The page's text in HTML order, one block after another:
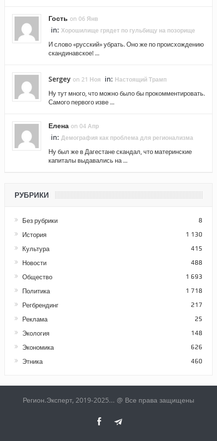
Гость on 06 Янв
in: Хорошилище грядет по гульбищу на позорище
И слово «русский» убрать. Оно же по происхождению
скандинавское! ...
Sergey on 21 Ноя in: Настоящий Трамп
Ну тут много, что можно было бы прокомментировать.
Самого первого изве ...
Елена on 04 Апр
in: Демография как проблема для регионализма
Ну был же в Дагестане скандал, что материнские
капиталы выдавались на ...
РУБРИКИ
Без рубрики 8
История 1 130
Культура 415
Новости 488
Общество 1 693
Политика 1 718
Регбрендинг 217
Реклама 25
Экология 148
Экономика 626
Этника 460
Регион.Эксперт, 2019-2025... @ Все права защищены